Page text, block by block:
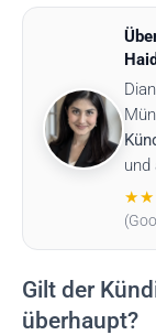
und
Gilt der
überhaupt?